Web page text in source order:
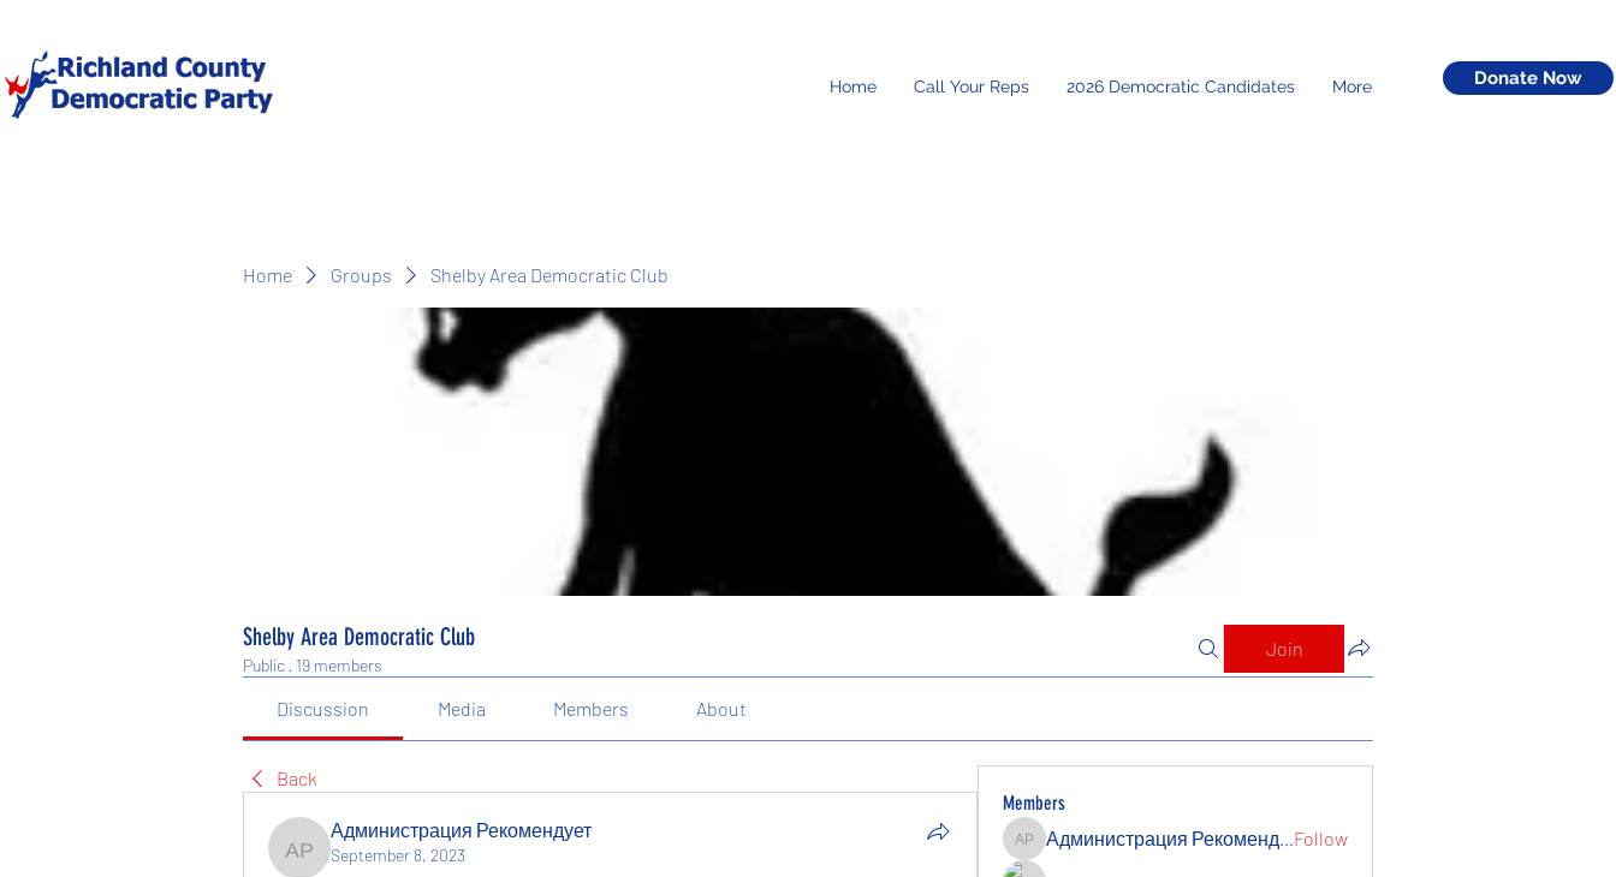
Home Call Your Reps 2026 Democratic Candidates More Donate Now
Home Groups Shelby Area Democratic Club
Shelby Area Democratic Club
Public · 19 members
Join
Discussion Media Members About
Back
Администрация Рекомендует
Администрация Рекомендует
September 8, 2023
Members
Администрация Рекомендует
Администрация РекомендуетFollow